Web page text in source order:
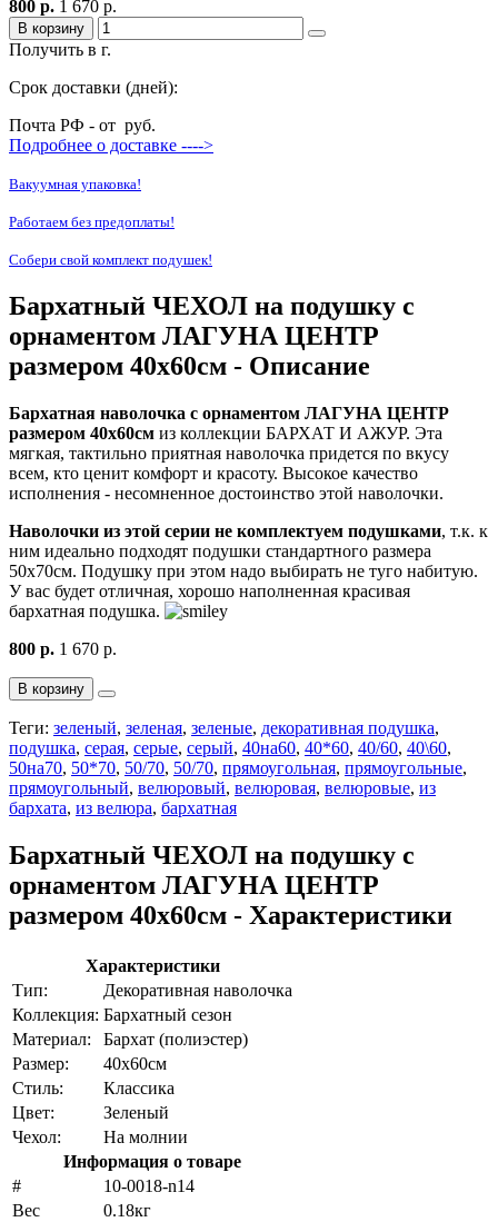
800 р. 1 670 р.
В корзину
Получить в г.
Срок доставки (дней):
Почта РФ - от руб.
Подробнее о доставке ---->
Вакуумная упаковка!
Работаем без предоплаты!
Собери свой комплект подушек!
Бархатный ЧЕХОЛ на подушку с
орнаментом ЛАГУНА ЦЕНТР
размером 40х60см - Описание
Бархатная наволочка с орнаментом ЛАГУНА ЦЕНТР
размером 40х60см из коллекции БАРХАТ И АЖУР. Эта
мягкая, тактильно приятная наволочка придется по вкусу
всем, кто ценит комфорт и красоту. Высокое качество
исполнения - несомненное достоинство этой наволочки.
Наволочки из этой серии не комплектуем подушками, т.к. к
ним идеально подходят подушки стандартного размера
50х70см. Подушку при этом надо выбирать не туго набитую.
У вас будет отличная, хорошо наполненная красивая
бархатная подушка.
800 р. 1 670 р.
В корзину
Теги: зеленый, зеленая, зеленые, декоративная подушка,
подушка, серая, серые, серый, 40на60, 40*60, 40/60, 40\60,
50на70, 50*70, 50/70, 50/70, прямоугольная, прямоугольные,
прямоугольный, велюровый, велюровая, велюровые, из
бархата, из велюра, бархатная
Бархатный ЧЕХОЛ на подушку с
орнаментом ЛАГУНА ЦЕНТР
размером 40х60см - Характеристики
Характеристики
Тип:
Декоративная наволочка
Коллекция: Бархатный сезон
Материал:
Бархат (полиэстер)
Размер:
40х60см
Стиль:
Классика
Цвет:
Зеленый
Чехол:
На молнии
Информация о товаре
#
10-0018-n14
Вес
0.18кг